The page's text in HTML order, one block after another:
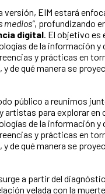
versión, EIM estará
medios”, profundizando
digital. El objetivo es
de la información y
y prácticas en
y de qué manera se
público a reunirnos
artistas para explorar en
de la información y
y prácticas en
y de qué manera se
a partir del
velada con la